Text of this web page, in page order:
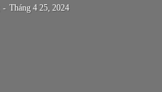
- Tháng 4 25, 2024